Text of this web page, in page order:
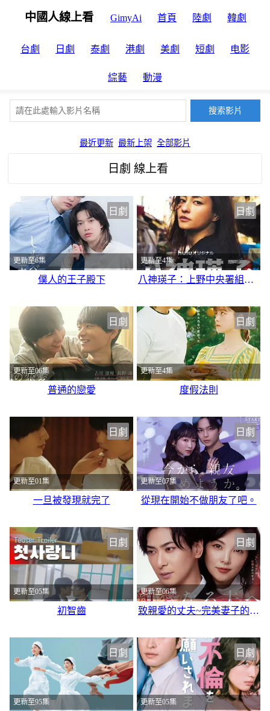
中國人線上看 GimyAi 首頁 陸劇 韓劇
台劇 日劇 泰劇 港劇 美劇 短劇 电影
綜藝 動漫
最近更新 最新上架 全部影片
日劇 線上看
日劇
更新至6集
僕人的王子殿下
日劇
更新至4集
八神瑛子：上野中央署組織犯罪對策課
日劇
更新至06集
普通的戀愛
日劇
更新至4集
度假法則
日劇
更新至01集
一旦被發現就完了
日劇
更新至07集
從現在開始不做朋友了吧。
日劇
更新至05集
初智齒
日劇
更新至06集
致親愛的丈夫~完美妻子的謊言~
日劇
更新至95集
日劇
更新至05集